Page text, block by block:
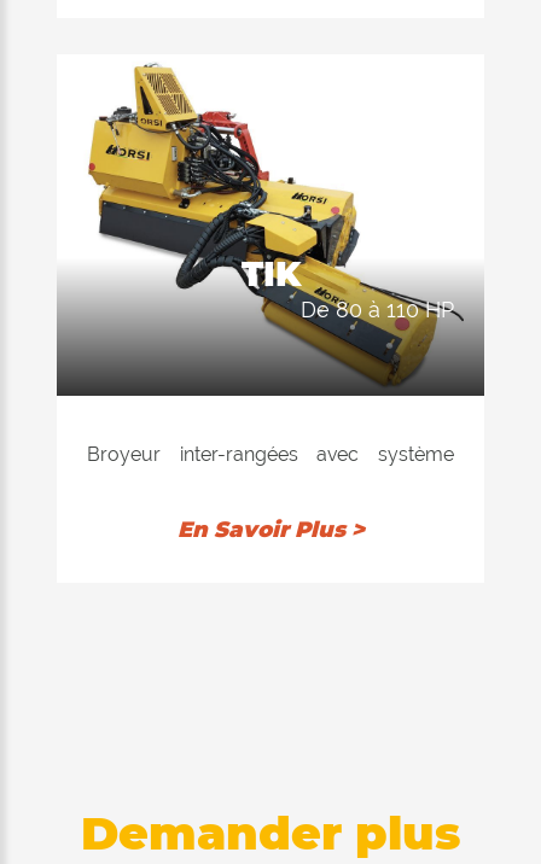
également dans les vignes et les vergers
avec de jeunes plants. La double pompe
hydraulique installée garantit la
puissance maximale et le haut niveau de
performance de la qualité de coupe du
produit déchiqueté. Possibilité d'ajuster
l'inclinaison de la coupe pour s'adapter
au tassement le long des vignes et des
vergers, des bordures des drains des
vergers ou sur des terrains vallonnés
parallélogramme installé permet un
sur les modèles DYNAMIC et FRUIT
TIK
de 80 à 110 HP
Broyeur inter-rangées avec système
hydraulique par une sonde réglable en
haut niveau de performance de la qualité
de coupe du produit déchiqueté, le
En Savoir Plus >
Demander plus